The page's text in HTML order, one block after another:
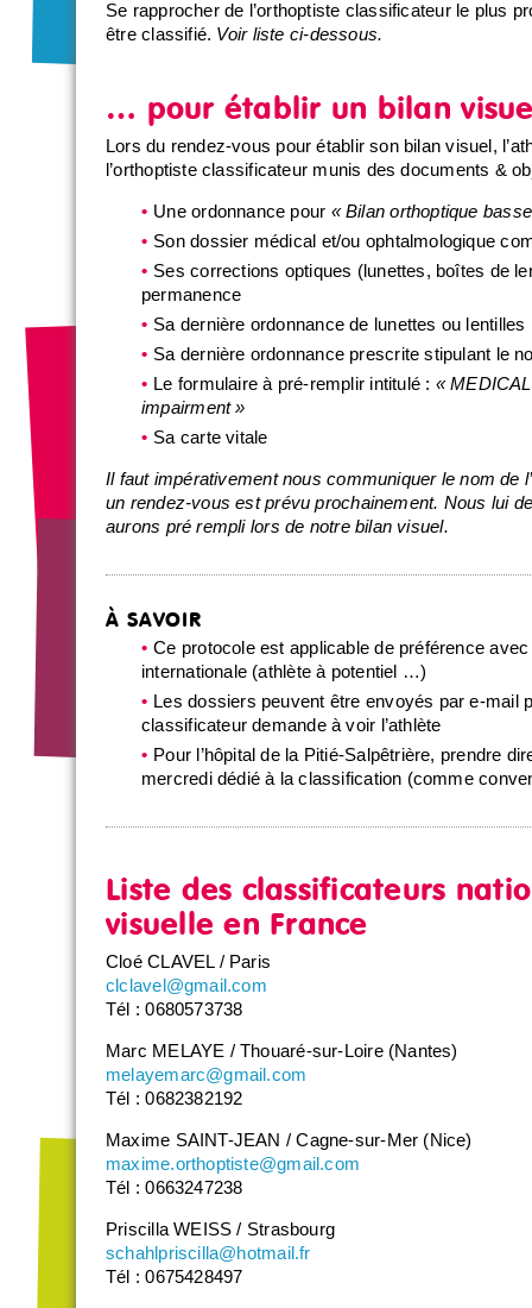
Se rapprocher de l’orthoptiste classificateur le plus
être classifié. Voir liste ci-dessous.
… pour établir un bilan
Lors du rendez-vous pour établir son bilan visuel,
l’orthoptiste classificateur munis des documents &
Une ordonnance pour « Bilan orthoptique
Son dossier médical et/ou ophtalmologique
Ses corrections optiques (lunettes, boîtes de
permanence
Sa dernière ordonnance de lunettes ou
Sa dernière ordonnance prescrite stipulant le
Le formulaire à pré-remplir intitulé : «
impairment »
Sa carte vitale
Il faut impérativement nous communiquer le nom de
un rendez-vous est prévu prochainement. Nous lui
aurons pré rempli lors de notre bilan visuel.
À SAVOIR
Ce protocole est applicable de préférence
internationale (athlète à potentiel …)
Les dossiers peuvent être envoyés par e-mail
classificateur demande à voir l’athlète
Pour l’hôpital de la Pitié-Salpêtrière, prendre
mercredi dédié à la classification (comme
Liste des classificateurs
visuelle en France
Cloé CLAVEL / Paris
clclavel@gmail.com
Tél : 0680573738
Marc MELAYE / Thouaré-sur-Loire (Nantes)
melayemarc@gmail.com
Tél : 0682382192
Maxime SAINT-JEAN / Cagne-sur-Mer (Nice)
maxime.orthoptiste@gmail.com
Tél : 0663247238
Priscilla WEISS / Strasbourg
schahlpriscilla@hotmail.fr
Tél : 0675428497